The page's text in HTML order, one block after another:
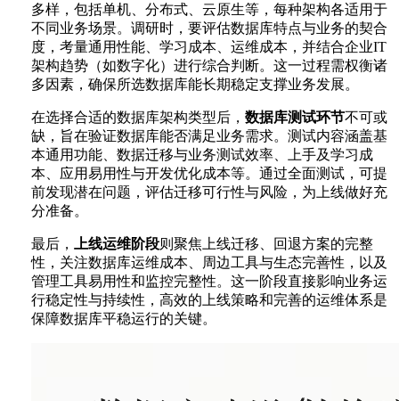
多样，包括单机、分布式、云原生等，每种架构各适用于
不同业务场景。调研时，要评估数据库特点与业务的契合
度，考量通用性能、学习成本、运维成本，并结合企业IT
架构趋势（如数字化）进行综合判断。这一过程需权衡诸
多因素，确保所选数据库能长期稳定支撑业务发展。
在选择合适的数据库架构类型后， 数据库测试环节不可或
缺，旨在验证数据库能否满足业务需求。测试内容涵盖基
本通用功能、数据迁移与业务测试效率、上手及学习成
本、应用易用性与开发优化成本等。通过全面测试，可提
前发现潜在问题，评估迁移可行性与风险，为上线做好充
分准备。
最后， 上线运维阶段则聚焦上线迁移、回退方案的完整
性，关注数据库运维成本、周边工具与生态完善性，以及
管理工具易用性和监控完整性。这一阶段直接影响业务运
行稳定性与持续性，高效的上线策略和完善的运维体系是
保障数据库平稳运行的关键。